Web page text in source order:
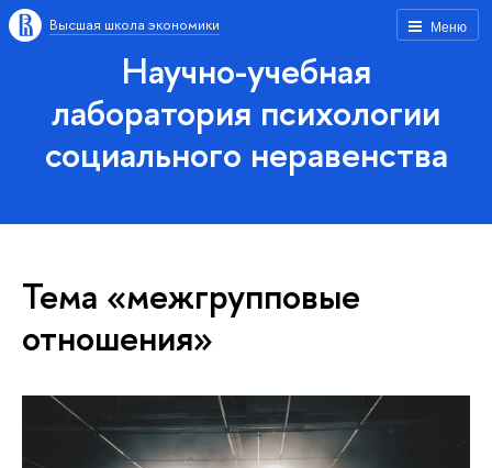
Меню
Высшая школа экономики
Научно-учебная
лаборатория психологии
социального неравенства
Тема «межгрупповые
отношения»